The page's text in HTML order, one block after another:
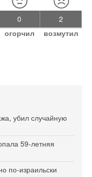
0
огорчил
2
возмутил
убил случайную
59-летняя
по-израильски